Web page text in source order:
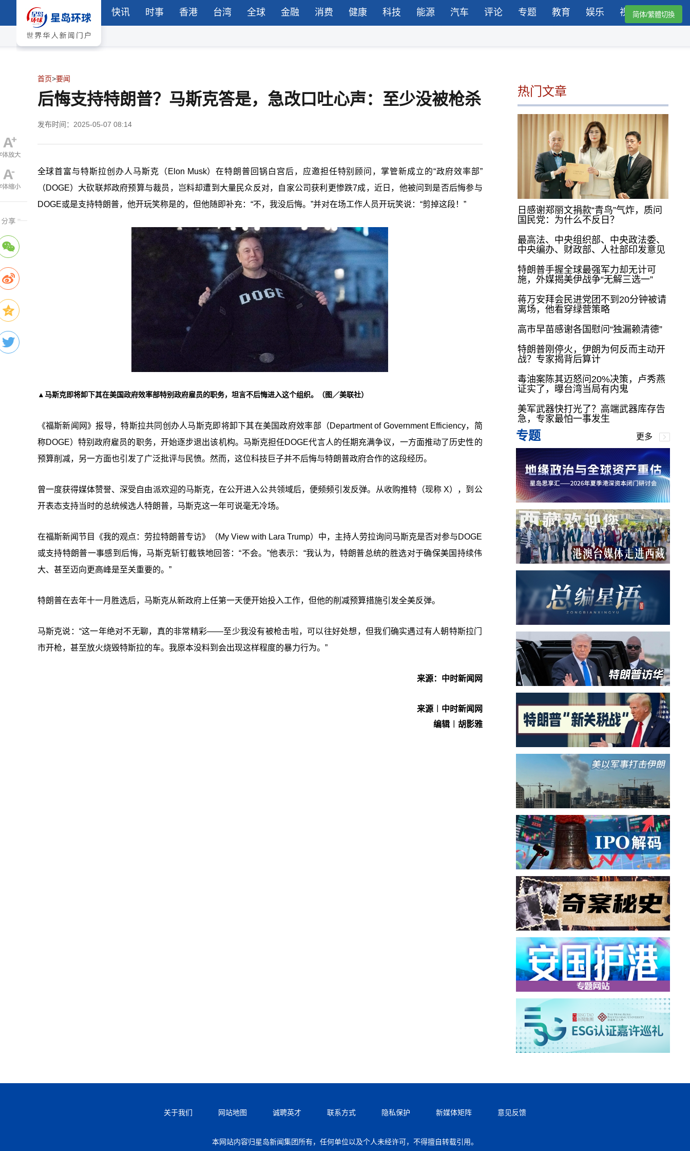
快讯 时事 香港 台湾 全球 金融 消费 健康 科技 能源 汽车 评论 专题 教育 娱乐 视频简体/繁體切換
首页>要闻
后悔支持特朗普？马斯克答是，急改口吐心声：至少没被枪杀
发布时间：2025-05-07 08:14
全球首富与特斯拉创办人马斯克（Elon Musk）在特朗普回锅白宫后，应邀担任特别顾问，掌管新成立的“政府效率部”
（DOGE）大砍联邦政府预算与裁员，岂料却遭到大量民众反对，自家公司获利更惨跌7成，近日，他被问到是否后悔参与
DOGE或是支持特朗普，他开玩笑称是的，但他随即补充：“不，我没后悔。”并对在场工作人员开玩笑说：“剪掉这段！”
▲马斯克即将卸下其在美国政府效率部特别政府雇员的职务，坦言不后悔进入这个组织。（图／美联社）
《福斯新闻网》报导，特斯拉共同创办人马斯克即将卸下其在美国政府效率部（Department of Government Efficiency，简
称DOGE）特别政府雇员的职务，开始逐步退出该机构。马斯克担任DOGE代言人的任期充满争议，一方面推动了历史性的
预算削减，另一方面也引发了广泛批评与民愤。然而，这位科技巨子并不后悔与特朗普政府合作的这段经历。
曾一度获得媒体赞誉、深受自由派欢迎的马斯克，在公开进入公共领域后，便频频引发反弹。从收购推特（现称 X），到公
开表态支持当时的总统候选人特朗普，马斯克这一年可说毫无冷场。
在福斯新闻节目《我的观点：劳拉特朗普专访》（My View with Lara Trump）中，主持人劳拉询问马斯克是否对参与DOGE
或支持特朗普一事感到后悔，马斯克斩钉截铁地回答：“不会。”他表示：“我认为，特朗普总统的胜选对于确保美国持续伟
大、甚至迈向更高峰是至关重要的。”
特朗普在去年十一月胜选后，马斯克从新政府上任第一天便开始投入工作，但他的削减预算措施引发全美反弹。
马斯克说：“这一年绝对不无聊，真的非常精彩——至少我没有被枪击啦，可以往好处想，但我们确实遇过有人朝特斯拉门
市开枪，甚至放火烧毁特斯拉的车。我原本没料到会出现这样程度的暴力行为。”
来源：中时新闻网
来源︱中时新闻网
编辑︱胡影雅
热门文章
日感谢郑丽文捐款“青鸟”气炸，质问
国民党：为什么不反日？
最高法、中央组织部、中央政法委、
中央编办、财政部、人社部印发意见
特朗普手握全球最强军力却无计可
施，外媒揭美伊战争“无解三选一”
蒋万安拜会民进党团不到20分钟被请
离场，他看穿绿营策略
高市早苗感谢各国慰问“独漏赖清德”
特朗普刚停火，伊朗为何反而主动开
战？专家揭背后算计
毒油案陈其迈怒问20%决策，卢秀燕
证实了，曝台湾当局有内鬼
美军武器快打光了？高端武器库存告
急，专家最怕一事发生
专题 更多
关于我们 网站地图 诚聘英才 联系方式 隐私保护 新媒体矩阵 意见反馈
本网站内容归星岛新闻集团所有，任何单位以及个人未经许可，不得擅自转载引用。